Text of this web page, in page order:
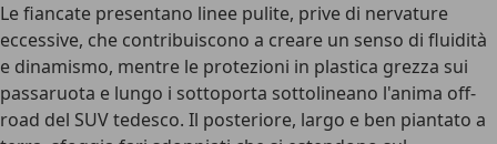
Le fiancate presentano linee pulite, prive di nervature
eccessive, che contribuiscono a creare un senso di fluidità
e dinamismo, mentre le protezioni in plastica grezza sui
passaruota e lungo i sottoporta sottolineano l'anima off-
road del SUV tedesco. Il posteriore, largo e ben piantato a